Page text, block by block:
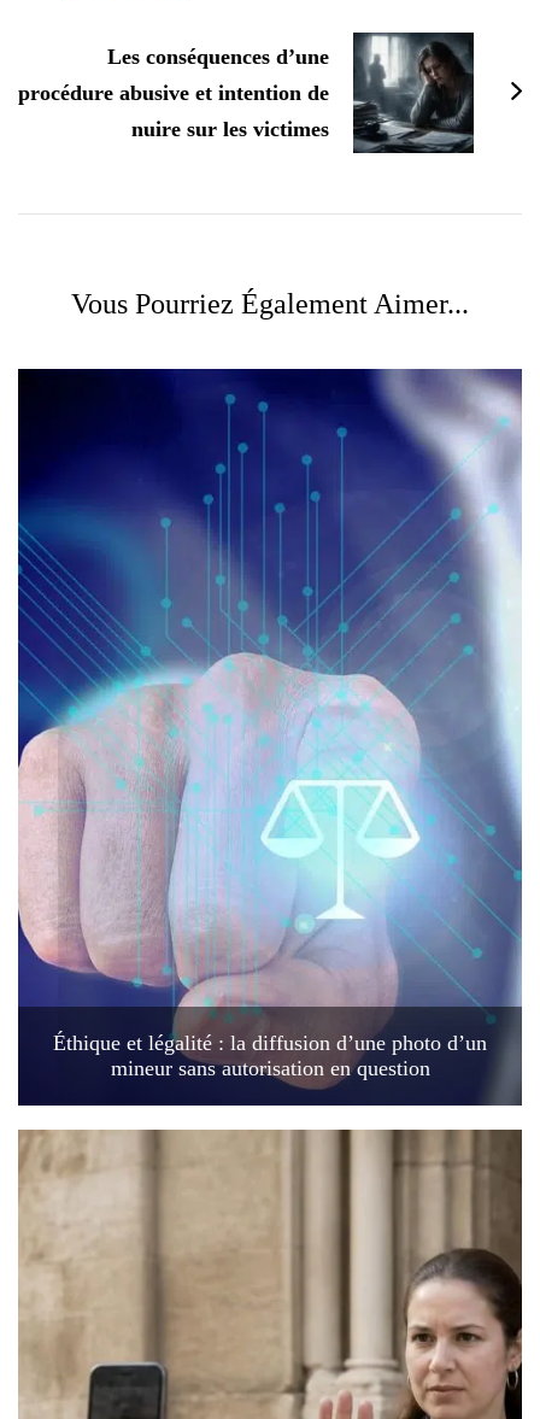
Les conséquences d’une
procédure abusive et intention de
nuire sur les victimes
Vous Pourriez Également Aimer...
Éthique et légalité : la diffusion d’une photo d’un
mineur sans autorisation en question